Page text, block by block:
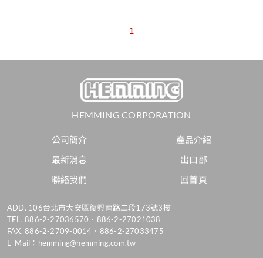
1
HEMMING CORPORATION
公司簡介
產品介紹
最新消息
出口部
聯絡我們
回首頁
ADD. 106台北市大安區復興南路二段173號3樓
TEL.886-2-27036570 、 886-2-27021038
FAX. 886-2-2709-0014、886-2-27033475
E-Mail： hemming@hemming.com.tw